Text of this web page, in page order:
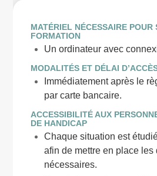
MATÉRIEL NÉCESSAIRE POUR
FORMATION
Un ordinateur avec
MODALITÉS ET DÉLAI
Immédiatement après le
par carte bancaire.
ACCESSIBILITÉ AUX
DE HANDICAP
Chaque situation est
afin de mettre en place les
nécessaires.